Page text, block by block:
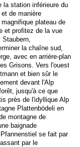
la station inférieure du
de manière
plateau de
et profitez de la vue
la chaîne sud,
avec en arrière-plan
Grisons. Vers l'ouest
et bien sûr le
devant l'Alp
jusqu'à ce que
près de l'idyllique Alp
Plattenbödeli en
montagne de
baignade
se fait par
par le